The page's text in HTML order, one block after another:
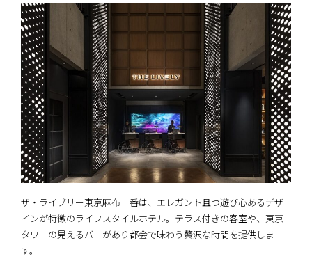
ザ・ライブリー東京麻布十番は、エレガント且つ遊び心あるデザ
インが特徴のライフスタイルホテル。テラス付きの客室や、東京
タワーの見えるバーがあり都会で味わう贅沢な時間を提供しま
す。